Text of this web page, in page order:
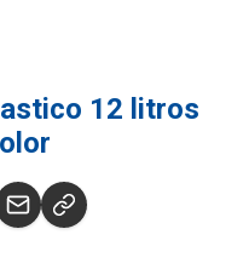
12 litros